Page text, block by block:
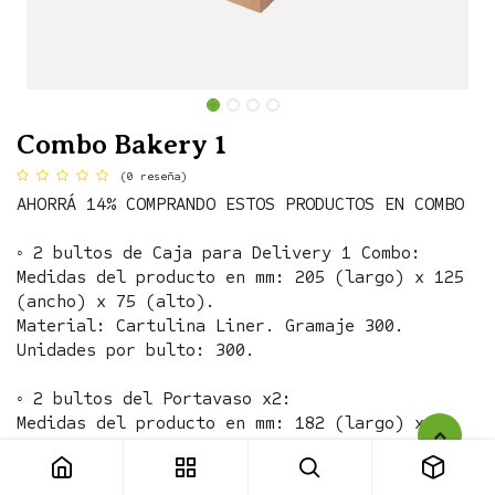
Combo Bakery 1
(0 reseña)
AHORRÁ 14% COMPRANDO ESTOS PRODUCTOS EN COMBO
◦ 2 bultos de Caja para Delivery 1 Combo:
Medidas del producto en mm: 205 (largo) x 125
(ancho) x 75 (alto).
Material: Cartulina Liner. Gramaje 300.
Unidades por bulto: 300.
◦ 2 bultos del Portavaso x2:
Medidas del producto en mm: 182 (largo) x 92
Material: Cartulina Liner. Gramaje 350.